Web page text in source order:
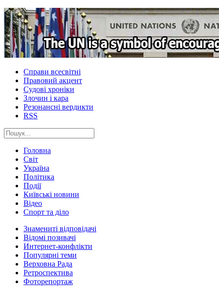
Справи всесвітні
Правовий акцент
Судові хроніки
Злочин і кара
Резонансні вердикти
RSS
Головна
Світ
Україна
Політика
Події
Київські новини
Відео
Спорт та діло
Знамениті відповідачі
Відомі позивачі
Интернет-конфлікти
Популярні теми
Верховна Рада
Ретроспектива
Фоторепортаж